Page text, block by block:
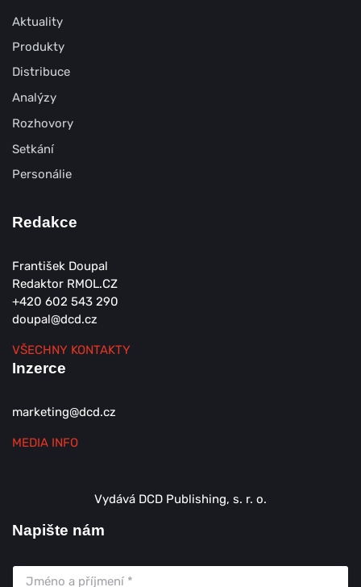
Aktuality
Produkty
Distribuce
Analýzy
Rozhovory
Setkání
Personálie
Redakce
František Doupal
Redaktor RMOL.CZ
+420 602 543 290
doupal@dcd.cz
VŠECHNY KONTAKTY
Inzerce
marketing@dcd.cz
MEDIA INFO
Vydává DCD Publishing, s. r. o.
Napište nám